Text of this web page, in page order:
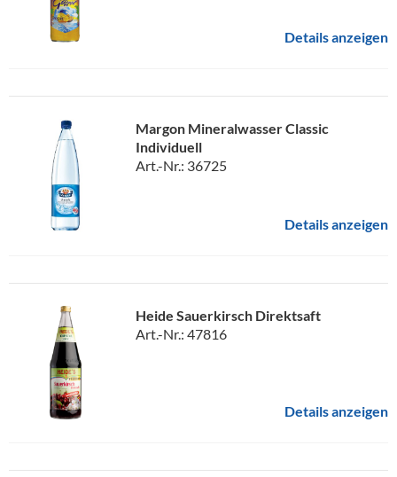
Details anzeigen
Margon Mineralwasser Classic
Individuell
Art.-Nr.: 36725
Details anzeigen
Heide Sauerkirsch Direktsaft
Art.-Nr.: 47816
Details anzeigen